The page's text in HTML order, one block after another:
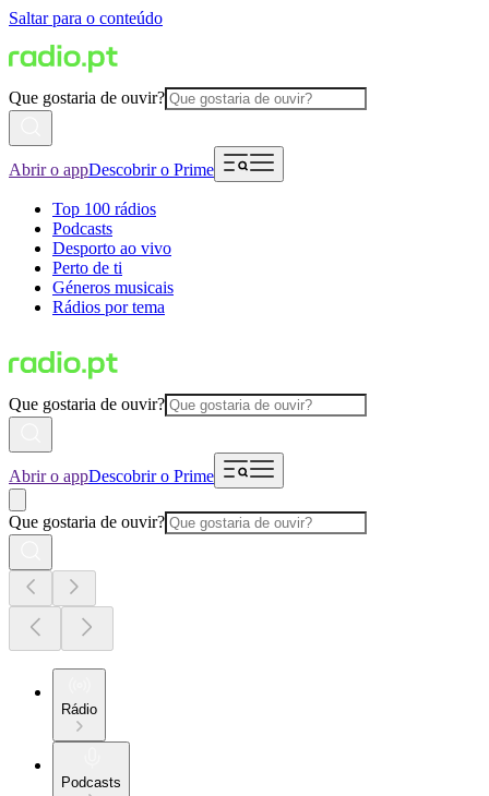
Saltar para o conteúdo
Que gostaria de ouvir?
Abrir o appDescobrir o Prime
Top 100 rádios
Podcasts
Desporto ao vivo
Perto de ti
Géneros musicais
Rádios por tema
Que gostaria de ouvir?
Abrir o appDescobrir o Prime
Que gostaria de ouvir?
Rádio
Podcasts